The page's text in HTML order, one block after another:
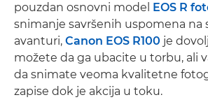
pouzdan osnovni model EOS R
snimanje savršenih uspomena na
avanturi, Canon EOS R100 je
možete da ga ubacite u torbu, ali
da snimate veoma kvalitetne
zapise dok je akcija u toku.